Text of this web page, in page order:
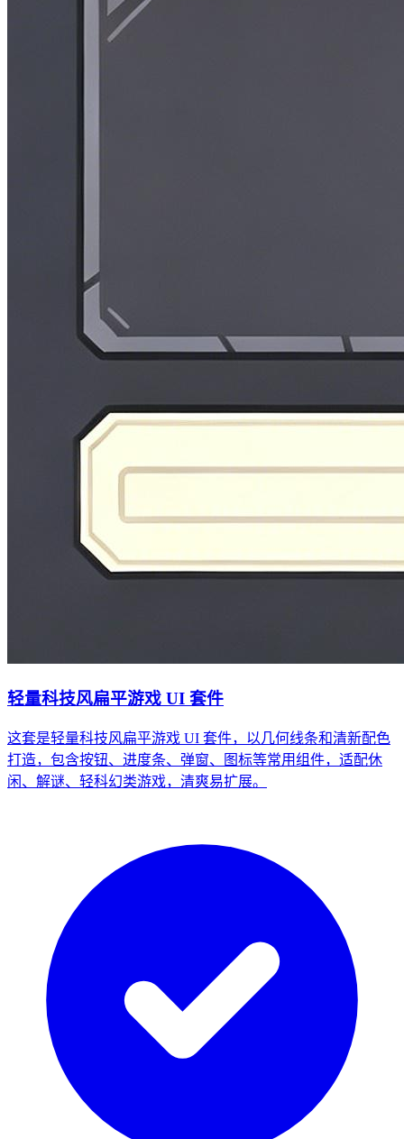
轻量科技风扁平游戏 UI 套件
这套是轻量科技风扁平游戏 UI 套件，以几何线条和清新配色
打造，包含按钮、进度条、弹窗、图标等常用组件，适配休
闲、解谜、轻科幻类游戏，清爽易扩展。